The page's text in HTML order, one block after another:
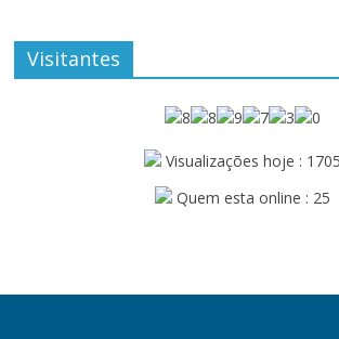
Visitantes
Visualizações hoje : 1705
Quem esta online : 25